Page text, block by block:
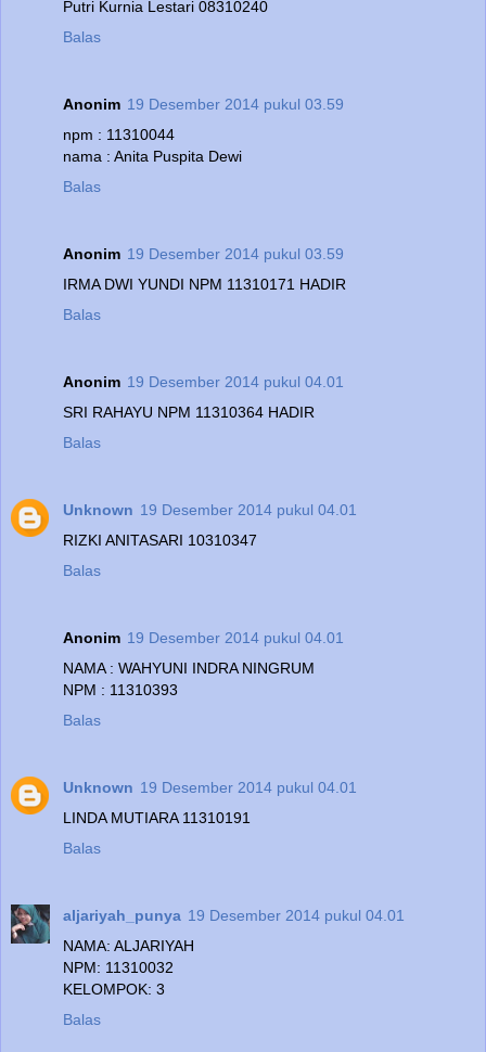
Putri Kurnia Lestari 08310240
Balas
Anonim 19 Desember 2014 pukul 03.59
npm : 11310044
nama : Anita Puspita Dewi
Balas
Anonim 19 Desember 2014 pukul 03.59
IRMA DWI YUNDI NPM 11310171 HADIR
Balas
Anonim 19 Desember 2014 pukul 04.01
SRI RAHAYU NPM 11310364 HADIR
Balas
Unknown 19 Desember 2014 pukul 04.01
RIZKI ANITASARI 10310347
Balas
Anonim 19 Desember 2014 pukul 04.01
NAMA : WAHYUNI INDRA NINGRUM
NPM : 11310393
Balas
Unknown 19 Desember 2014 pukul 04.01
LINDA MUTIARA 11310191
Balas
aljariyah_punya 19 Desember 2014 pukul 04.01
NAMA: ALJARIYAH
NPM: 11310032
KELOMPOK: 3
Balas